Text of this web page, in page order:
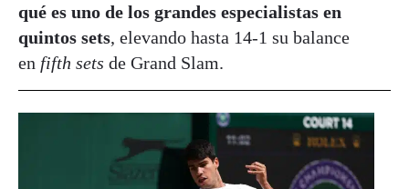
qué es uno de los grandes especialistas en
quintos sets, elevando hasta 14-1 su balance
en fifth sets de Grand Slam.